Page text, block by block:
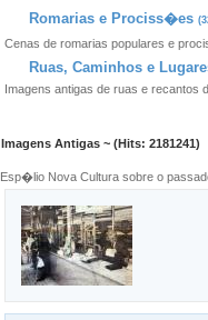
Romarias e Prociss�es
Cenas de romarias populares e
Ruas, Caminhos e
Imagens antigas de ruas e recantos
Imagens Antigas ~ (Hits: 2181241)
Esp�lio Nova Cultura sobre o